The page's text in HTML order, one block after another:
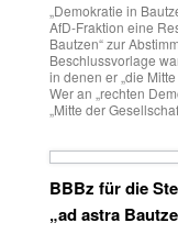
„Demokratie in
AfD-Fraktion eine
Bautzen“ zur
Beschlussvorlage
in denen er „die
Wer an „rechten
„Mitte der
BBBz für die
„ad astra